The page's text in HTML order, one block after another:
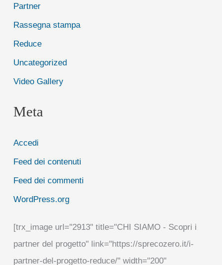
Partner
Rassegna stampa
Reduce
Uncategorized
Video Gallery
Meta
Accedi
Feed dei contenuti
Feed dei commenti
WordPress.org
[trx_image url="2913" title="CHI SIAMO - Scopri i
partner del progetto" link="https://sprecozero.it/i-
partner-del-progetto-reduce/" width="200"